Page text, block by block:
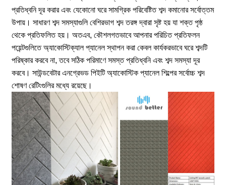
প্রতিধ্বনি দূর করার এবং যেকোনো ঘরে সামগ্রিক পরিবেষ্টিত শব্দ কমানোর সর্বোত্তম
উপায়। সাধারণ শব্দ সমস্যাগুলি বেশিরভাগ শব্দ তরঙ্গ দ্বারা সৃষ্ট হয় যা শক্ত পৃষ্ঠ
থেকে প্রতিফলিত হয়। অতএব, কৌশলগতভাবে আপনার পরিচিত প্রতিফলন
পয়েন্টগুলিতে অ্যাকোস্টিক্যাল প্যানেল স্থাপন করা কেবল কার্যকরভাবে ঘরে শব্দটি
পরিষ্কার করবে না, তবে সঠিক পরিমাণে সমস্ত প্রতিধ্বনি এবং শব্দ সমস্যা দূর
করবে। সাউন্ডবেটার এনগ্রেভড পিইটি অ্যাকোস্টিক প্যানেল শিল্পের সর্বোচ্চ শব্দ
শোষণ রেটিংগুলির মধ্যে রয়েছে।